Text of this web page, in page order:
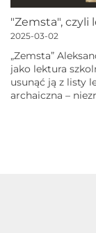
"Zemsta", czyli
2025-03-02
„Zemsta”
jako lektura
usunąć ją z listy
archaiczna –